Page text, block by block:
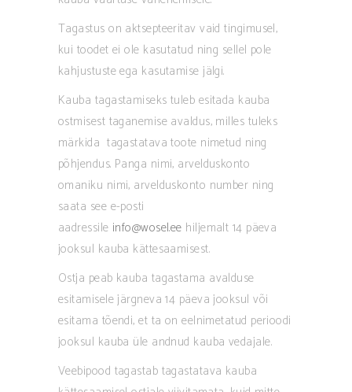
Tagastus on aktsepteeritav vaid tingimusel,
kui toodet ei ole kasutatud ning sellel pole
kahjustuste ega kasutamise jälgi.
Kauba tagastamiseks tuleb esitada kauba
ostmisest taganemise avaldus, milles tuleks
märkida tagastatava toote nimetud ning
põhjendus. Panga nimi, arvelduskonto
omaniku nimi, arvelduskonto number ning
saata see e-posti
aadressile info@wosel.ee hiljemalt 14 päeva
jooksul kauba kättesaamisest.
Ostja peab kauba tagastama avalduse
esitamisele järgneva 14 päeva jooksul või
esitama tõendi, et ta on eelnimetatud perioodi
jooksul kauba üle andnud kauba vedajale.
Veebipood tagastab tagastatava kauba